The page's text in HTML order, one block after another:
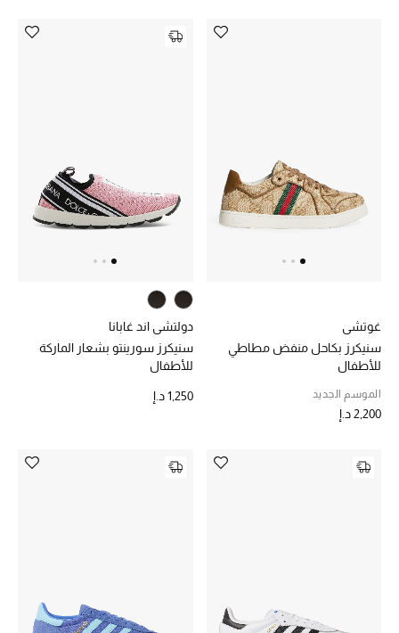
أبرز المصممين
جميع الملابس الرجالية
حقائب رجالية
العناية الشخصية بالرجال
صُممت للرجال
عرض جميع المنتجات
غوتشي
سنيكرز بكاحل منفض مطاطي
للأطفال
الموسم الجديد
2,200 د.إ
دولتشي اند غابانا
سنيكرز سورينتو بشعار الماركة
للأطفال
1,250 د.إ